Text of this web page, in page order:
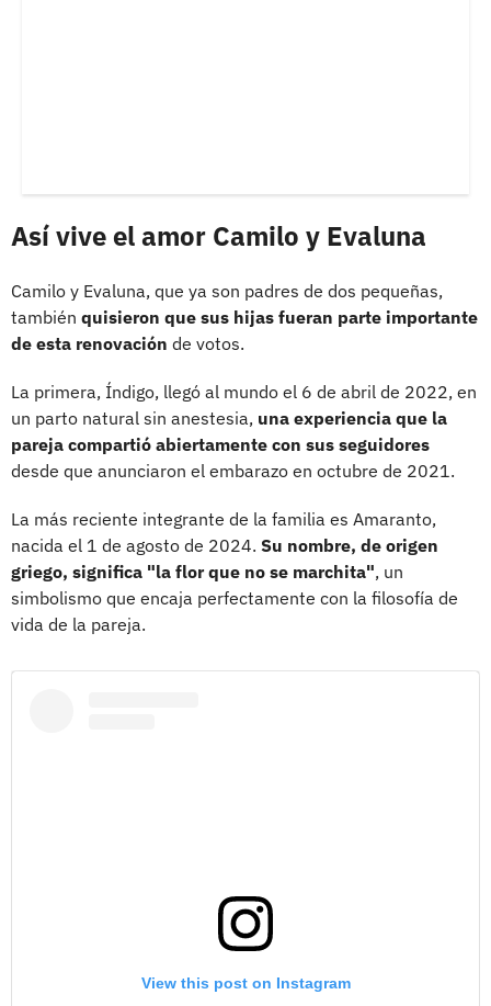
Así vive el amor Camilo y Evaluna
Camilo y Evaluna, que ya son padres de dos pequeñas,
también quisieron que sus hijas fueran parte importante
de esta renovación de votos.
La primera, Índigo, llegó al mundo el 6 de abril de 2022, en
un parto natural sin anestesia, una experiencia que la
pareja compartió abiertamente con sus seguidores
desde que anunciaron el embarazo en octubre de 2021.
La más reciente integrante de la familia es Amaranto,
nacida el 1 de agosto de 2024. Su nombre, de origen
griego, significa "la flor que no se marchita", un
simbolismo que encaja perfectamente con la filosofía de
vida de la pareja.
View this post on Instagram